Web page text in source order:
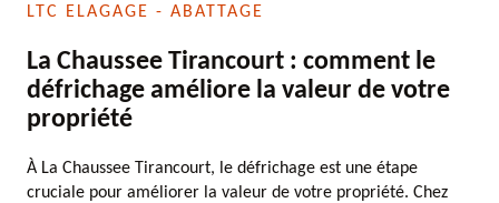
LTC ELAGAGE - ABATTAGE
La Chaussee Tirancourt : comment le
défrichage améliore la valeur de votre
propriété
À La Chaussee Tirancourt, le défrichage est une étape
cruciale pour améliorer la valeur de votre propriété. Chez